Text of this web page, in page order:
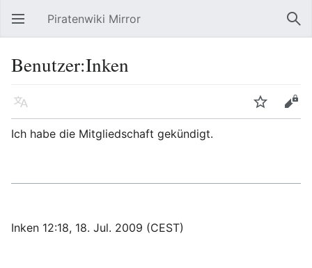
Hauptmenü öffnen Piratenwiki Mirror
Benutzer:Inken
Sprache Beobachten
Bearbeiten
Ich habe die Mitgliedschaft gekündigt.
Inken 12:18, 18. Jul. 2009 (CEST)